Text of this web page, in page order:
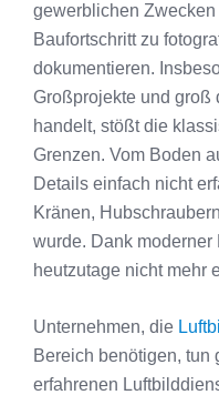
gewerblichen
Baufortschritt zu
dokumentieren.
Großprojekte und groß
handelt, stößt die
Grenzen. Vom Boden
Details einfach nicht
Kränen,
wurde. Dank
heutzutage nicht mehr
Unternehmen, die
Bereich benötigen, tun
erfahrenen